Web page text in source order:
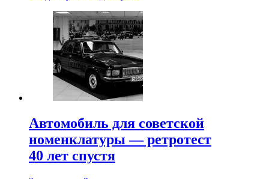
Автомобиль для советской
номенклатуры — ретротест
40 лет спустя